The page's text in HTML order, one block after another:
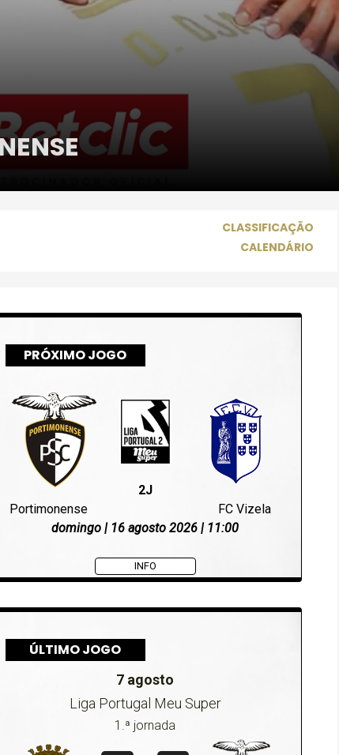
CLASSIFICAÇÃO
CALENDÁRIO
PRÓXIMO JOGO
2J
Portimonense
FC Vizela
domingo | 16 agosto 2026 | 11:00
INFO
ÚLTIMO JOGO
7 agosto
Liga Portugal Meu Super
1.ª jornada